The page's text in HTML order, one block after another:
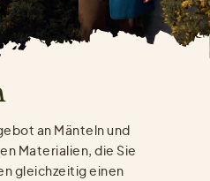
an Mänteln und
Materialien, die Sie
gleichzeitig einen